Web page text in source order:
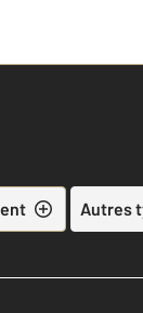
Autres